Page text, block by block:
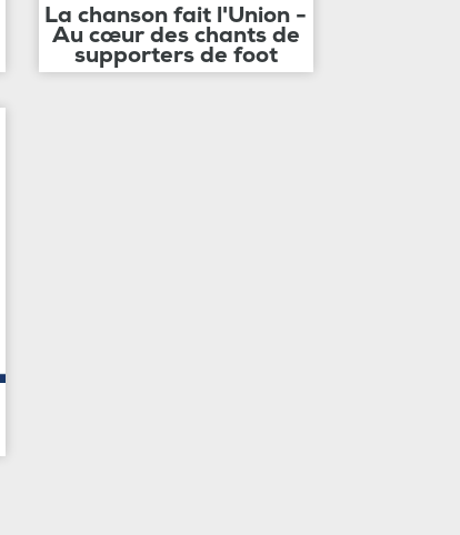
La chanson fait l'Union -
Au cœur des chants de
supporters de foot